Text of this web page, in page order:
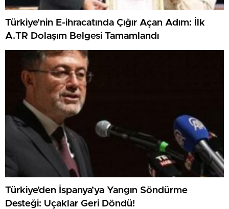
Türkiye’nin E-ihracatında Çığır Açan Adım: İlk
A.TR Dolaşım Belgesi Tamamlandı
Türkiye’den İspanya’ya Yangın Söndürme
Desteği: Uçaklar Geri Döndü!